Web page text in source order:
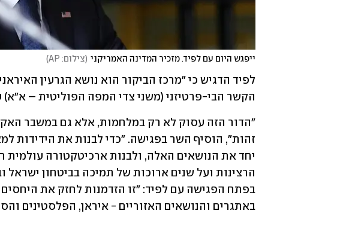
ייפגש היום עם לפיד. מזכיר המדינה האמריקני (צילום: AP )
הקשר הבי-פרטיזני (משני צדי המפה הפוליטית –
באתגרים והנושאים האזוריים - איראן, הפלסטינים